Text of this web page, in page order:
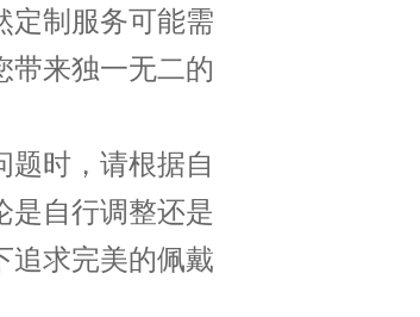
定制服务可能需
带来独一无二的
时，请根据自
是自行调整还是
追求完美的佩戴